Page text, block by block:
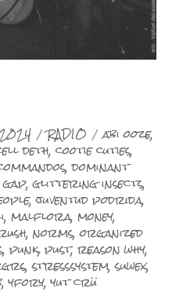
Catégories
RADIO Étiquettes
abi ooze,
deth,cootie cuties,
,dominant
,glittering insects,
,juventud podrida,
,malflora,money,
,norms,organized
,punk,pust,reason why,
,stresssystem,suwex,
,yfory,yut crü